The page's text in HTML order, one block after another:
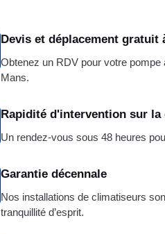
Devis et déplacement gratuit
Obtenez un RDV pour votre
Mans.
Rapidité d'intervention sur la
Un rendez-vous sous 48 heures
Garantie décennale
Nos installations de climatiseurs
tranquillité d’esprit.